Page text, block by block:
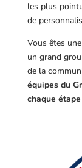
les plus
de
Vous êtes
un grand
de la
équipes du
chaque